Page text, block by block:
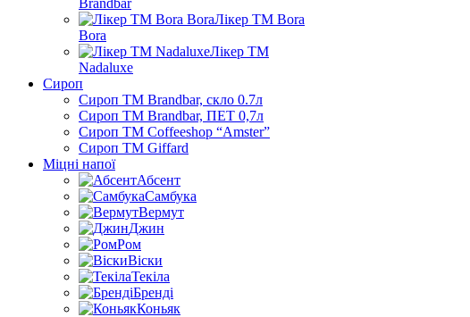
Brandbar
Лікер ТМ Bora
Bora
Лікер ТМ
Nadaluxe
Сироп
Сироп TM Brandbar, скло 0.7л
Сироп TM Brandbar, ПЕТ 0,7л
Сироп TM Coffeeshop “Amster”
Сироп TM Giffard
Міцні напої
Абсент
Самбука
Вермут
Джин
Ром
Віски
Текіла
Бренді
Коньяк